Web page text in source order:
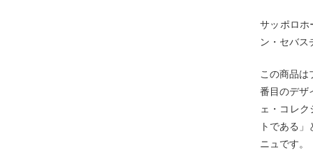
サッポロホ
ン・セバ
この商品は
番目のデザ
ェ・コレ
トである
ニュです。